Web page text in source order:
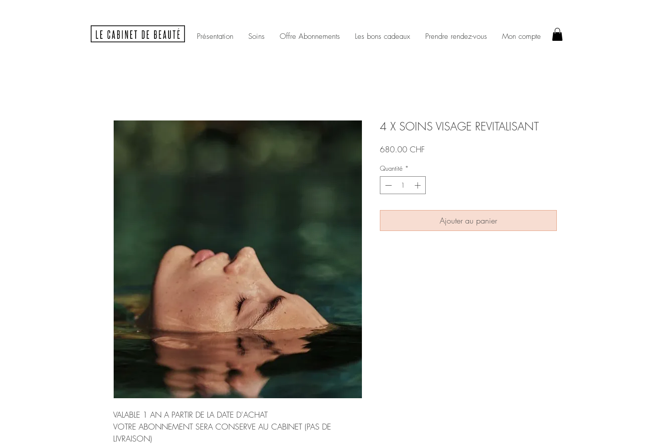
Présentation Soins Offre Abonnements Les bons cadeaux Prendre rendez-vous Mon compte
VALABLE 1 AN A PARTIR DE LA DATE D'ACHAT
VOTRE ABONNEMENT SERA CONSERVE AU CABINET (PAS DE
LIVRAISON)
4 X SOINS VISAGE REVITALISANT
680.00 CHF
Quantité *
Ajouter au panier